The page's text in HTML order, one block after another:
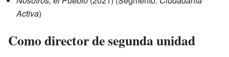
Activa)
Como director de segunda unidad